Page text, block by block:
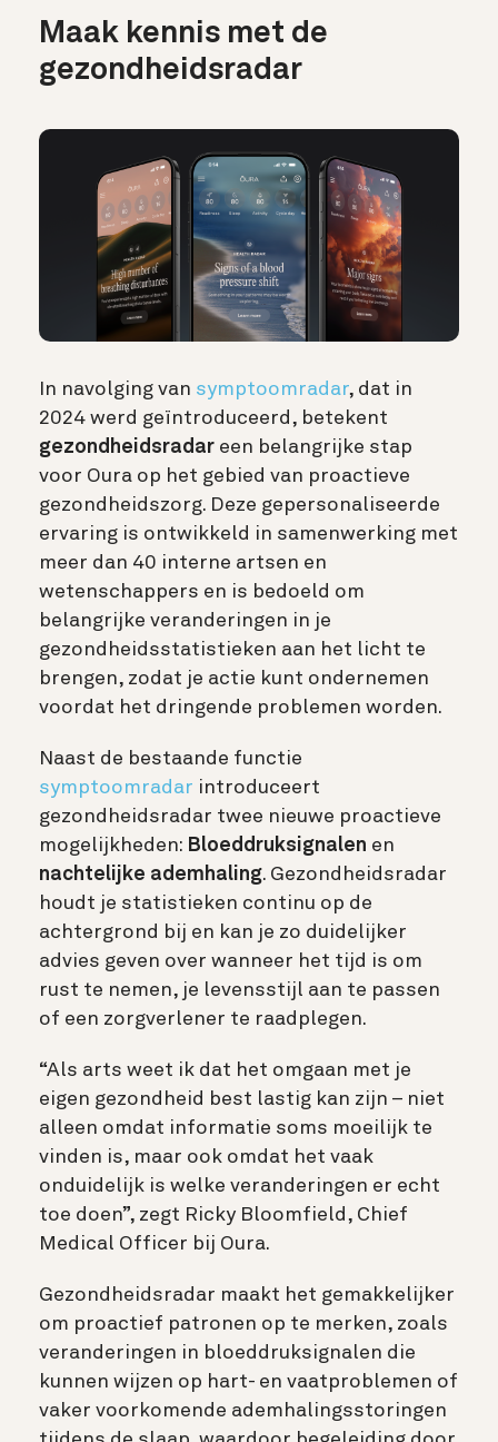
Maak kennis met de
gezondheidsradar
In navolging van symptoomradar, dat in
2024 werd geïntroduceerd, betekent
gezondheidsradar een belangrijke stap
voor Oura op het gebied van proactieve
gezondheidszorg. Deze gepersonaliseerde
ervaring is ontwikkeld in samenwerking met
meer dan 40 interne artsen en
wetenschappers en is bedoeld om
belangrijke veranderingen in je
gezondheidsstatistieken aan het licht te
brengen, zodat je actie kunt ondernemen
voordat het dringende problemen worden.
Naast de bestaande functie
symptoomradar introduceert
gezondheidsradar twee nieuwe proactieve
mogelijkheden: Bloeddruksignalen en
nachtelijke ademhaling. Gezondheidsradar
houdt je statistieken continu op de
achtergrond bij en kan je zo duidelijker
advies geven over wanneer het tijd is om
rust te nemen, je levensstijl aan te passen
of een zorgverlener te raadplegen.
“Als arts weet ik dat het omgaan met je
eigen gezondheid best lastig kan zijn – niet
alleen omdat informatie soms moeilijk te
vinden is, maar ook omdat het vaak
onduidelijk is welke veranderingen er echt
toe doen”, zegt Ricky Bloomfield, Chief
Medical Officer bij Oura.
Gezondheidsradar maakt het gemakkelijker
om proactief patronen op te merken, zoals
veranderingen in bloeddruksignalen die
kunnen wijzen op hart- en vaatproblemen of
vaker voorkomende ademhalingsstoringen